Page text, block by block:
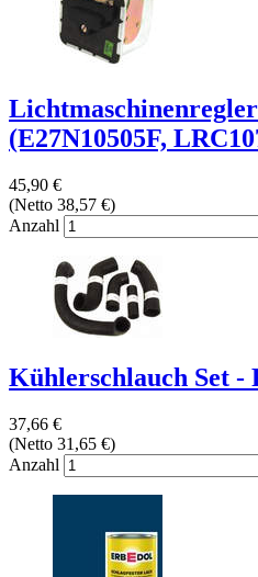
(E27N10505F,
45,90 €
(Netto 38,57 €)
Anzahl
Kühlerschlauch Set -
37,66 €
(Netto 31,65 €)
Anzahl